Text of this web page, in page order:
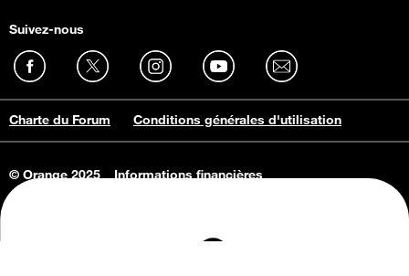
Suivez-nous
Charte du Forum Conditions générales d'utilisation
© Orange 2025
Informations financières